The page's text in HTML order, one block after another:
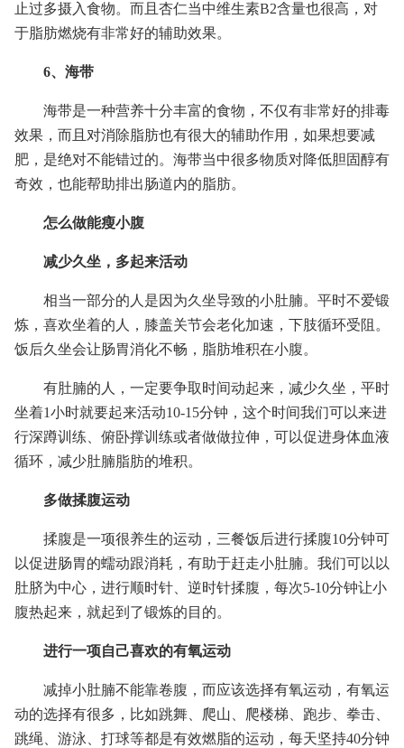
止过多摄入食物。而且杏仁当中维生素B2含量也很高，对
于脂肪燃烧有非常好的辅助效果。
6、海带
海带是一种营养十分丰富的食物，不仅有非常好的排毒
效果，而且对消除脂肪也有很大的辅助作用，如果想要减
肥，是绝对不能错过的。海带当中很多物质对降低胆固醇有
奇效，也能帮助排出肠道内的脂肪。
怎么做能瘦小腹
减少久坐，多起来活动
相当一部分的人是因为久坐导致的小肚腩。平时不爱锻
炼，喜欢坐着的人，膝盖关节会老化加速，下肢循环受阻。
饭后久坐会让肠胃消化不畅，脂肪堆积在小腹。
有肚腩的人，一定要争取时间动起来，减少久坐，平时
坐着1小时就要起来活动10-15分钟，这个时间我们可以来进
行深蹲训练、俯卧撑训练或者做做拉伸，可以促进身体血液
循环，减少肚腩脂肪的堆积。
多做揉腹运动
揉腹是一项很养生的运动，三餐饭后进行揉腹10分钟可
以促进肠胃的蠕动跟消耗，有助于赶走小肚腩。我们可以以
肚脐为中心，进行顺时针、逆时针揉腹，每次5-10分钟让小
腹热起来，就起到了锻炼的目的。
进行一项自己喜欢的有氧运动
减掉小肚腩不能靠卷腹，而应该选择有氧运动，有氧运
动的选择有很多，比如跳舞、爬山、爬楼梯、跑步、拳击、
跳绳、游泳、打球等都是有效燃脂的运动，每天坚持40分钟